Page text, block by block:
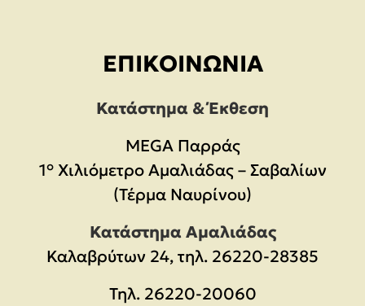
ΕΠΙΚΟΙΝΩΝΊΑ
Κατάστημα & Έκθεση
MEGA Παρράς
1° Χιλιόμετρο Αμαλιάδας – Σαβαλίων
(Τέρμα Ναυρίνου)
Κατάστημα Αμαλιάδας
Καλαβρύτων 24, τηλ. 26220-28385
Τηλ. 26220-20060